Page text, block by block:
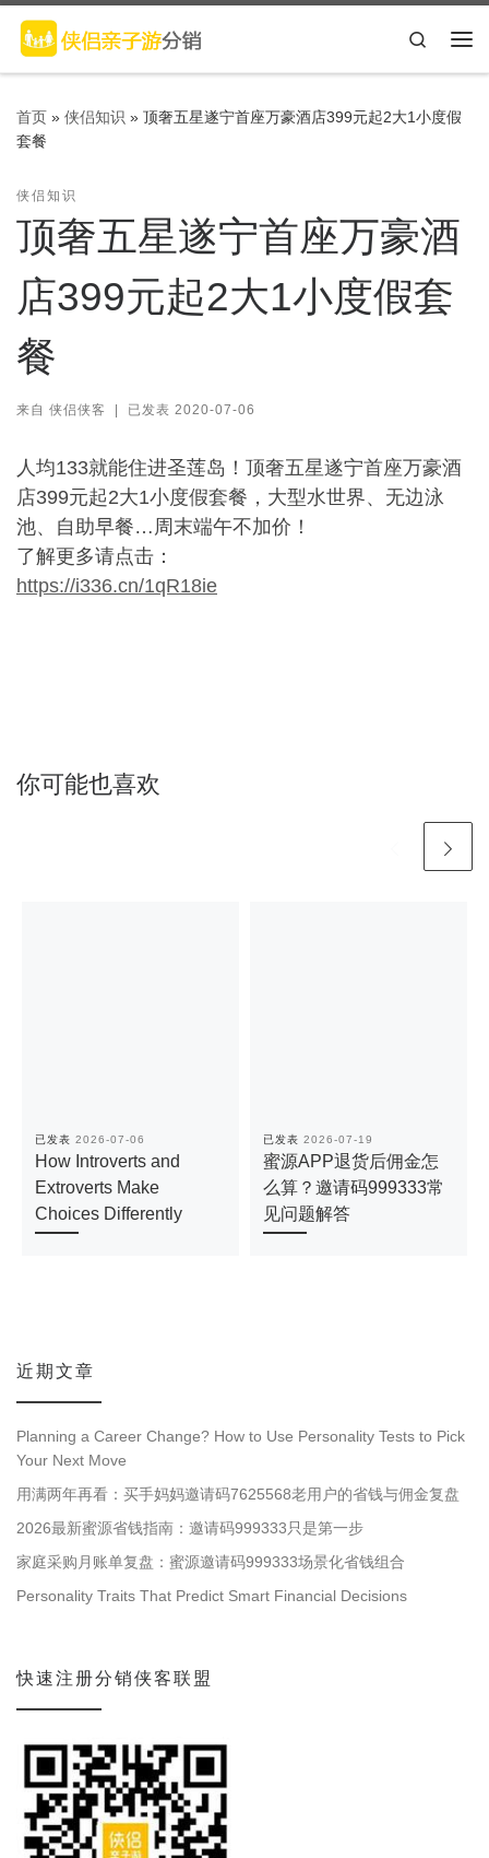
Skip to content
Search
首页 » 侠侣知识 » 顶奢五星遂宁首座万豪酒店399元起2大1小度假
套餐
侠侣知识
顶奢五星遂宁首座万豪酒
店399元起2大1小度假套
餐
来自 侠侣侠客 | 已发表 2020-07-06
人均133就能住进圣莲岛！顶奢五星遂宁首座万豪酒
店399元起2大1小度假套餐，大型水世界、无边泳
池、自助早餐…周末端午不加价！
了解更多请点击：
https://i336.cn/1qR18ie
你可能也喜欢
已发表 2026-07-06
How Introverts and
Extroverts Make
Choices Differently
已发表 2026-07-19
蜜源APP退货后佣金怎
么算？邀请码999333常
见问题解答
近期文章
Planning a Career Change? How to Use Personality Tests to Pick
Your Next Move
用满两年再看：买手妈妈邀请码7625568老用户的省钱与佣金复盘
2026最新蜜源省钱指南：邀请码999333只是第一步
家庭采购月账单复盘：蜜源邀请码999333场景化省钱组合
Personality Traits That Predict Smart Financial Decisions
快速注册分销侠客联盟